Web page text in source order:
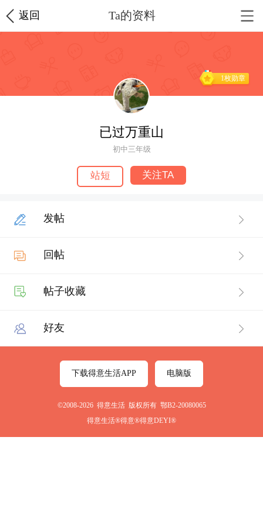
返回 Ta的资料
1枚勋章
已过万重山
初中三年级
站短 关注TA
发帖
回帖
帖子收藏
好友
下载得意生活APP 电脑版
©2008-2026 得意生活 版权所有 鄂B2-20080065
得意生活®得意®得意DEYI®